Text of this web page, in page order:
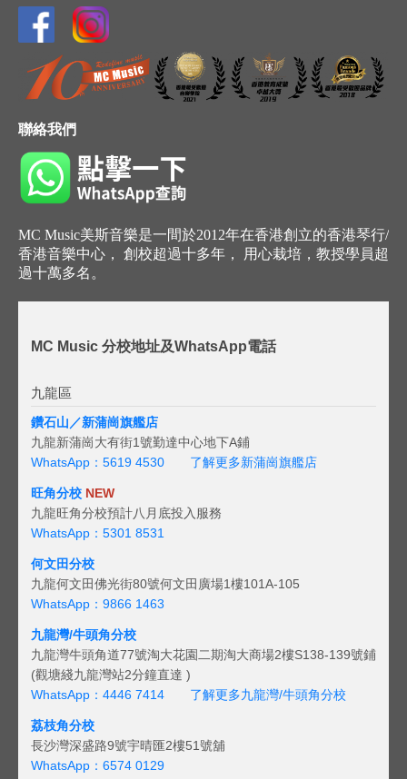
聯絡我們
MC Music美斯音樂是一間於2012年在香港創立的香港琴行/
香港音樂中心， 創校超過十多年， 用心栽培，教授學員超
過十萬多名。
MC Music 分校地址及WhatsApp電話
九龍區
鑽石山／新蒲崗旗艦店
九龍新蒲崗大有街1號勤達中心地下A鋪
WhatsApp：5619 4530
了解更多新蒲崗旗艦店
旺角分校 NEW
九龍旺角分校預計八月底投入服務
WhatsApp：5301 8531
何文田分校
九龍何文田佛光街80號何文田廣場1樓101A-105
WhatsApp：9866 1463
九龍灣/牛頭角分校
九龍灣牛頭角道77號淘大花園二期淘大商場2樓S138-139號鋪
(觀塘綫九龍灣站2分鐘直達 )
WhatsApp：4446 7414
了解更多九龍灣/牛頭角分校
荔枝角分校
長沙灣深盛路9號宇晴匯2樓51號舖
WhatsApp：6574 0129